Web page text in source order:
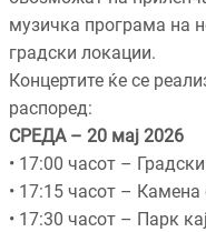
музичка програма на
градски локации.
Концертите ќе се
распоред:
СРЕДА – 20 мај 2026
• 17:00 часот –
• 17:15 часот – Камена
• 17:30 часот – Парк